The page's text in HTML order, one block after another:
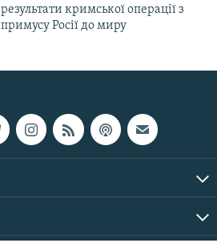
результати кримської операції з
примусу Росії до миру